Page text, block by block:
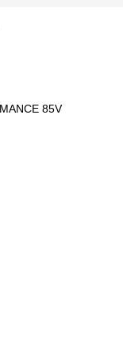
85V